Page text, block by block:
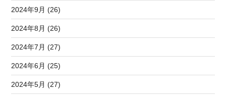
2024年9月 (26)
2024年8月 (26)
2024年7月 (27)
2024年6月 (25)
2024年5月 (27)